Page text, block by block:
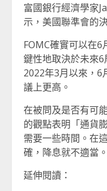
富國銀行經濟學家
示，美國聯準會的
FOMC確實可以在
鍵性地取決於未來
2022年3月以來，6
議上更高。
在被問及是否有可
的觀點表明「通貨
需要一些時間。在
確，降息就不適當。
延伸閱讀：